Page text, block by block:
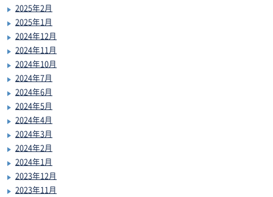
2025年2月
2025年1月
2024年12月
2024年11月
2024年10月
2024年7月
2024年6月
2024年5月
2024年4月
2024年3月
2024年2月
2024年1月
2023年12月
2023年11月